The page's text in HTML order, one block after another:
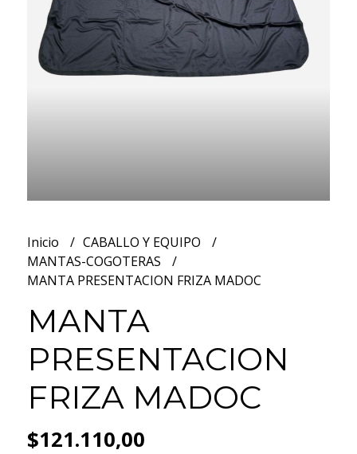
Inicio
CABALLO Y EQUIPO
MANTAS-COGOTERAS
MANTA PRESENTACION FRIZA MADOC
MANTA
PRESENTACION
FRIZA MADOC
$121.110,00